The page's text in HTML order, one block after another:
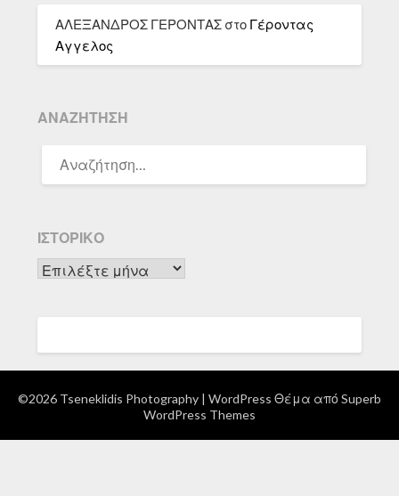
ΑΛΕΞΑΝΔΡΟΣ ΓΕΡΟΝΤΑΣ στο Γέροντας
Αγγελος
ΑΝΑΖΉΤΗΣΗ
ΓΙΑ:
ΙΣΤΟΡΙΚΌ
Ιστορικό
©2026 Tseneklidis Photography | WordPress Θέμα από Superb
WordPress Themes